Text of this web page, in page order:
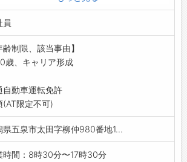
に合った物品を紹介販売やレンタル提案
。
客様は地域の建設業者から農家の方や個人
ろんな方が
様となります。
車(軽自動車～ワンボックス)を使用して
ます。
経験の無い方、異業種の方歓迎します。
月社内で指導致します。
員
齢制限、該当事由】
歳、キャリア形成
自動車運転免許
(AT限定不可)
県五泉市太田字柳仲980番地1...
時間：8時30分〜17時30分